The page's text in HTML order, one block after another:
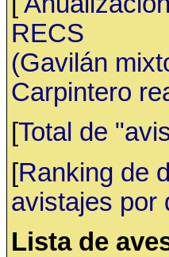
RECS
(Gavilán
Carpintero
[Total de
[Ranking de
avistajes por
Lista de